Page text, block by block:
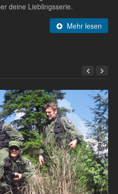
deine Lieblingsserie.
Mehr lesen